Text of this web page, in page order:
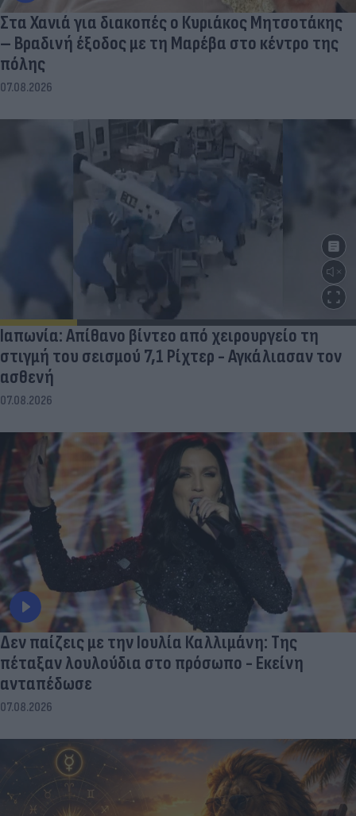
Στα Χανιά για διακοπές ο Κυριάκος Μητσοτάκης
– Βραδινή έξοδος με τη Μαρέβα στο κέντρο της
πόλης
07.08.2026
Ιαπωνία: Απίθανο βίντεο από χειρουργείο τη
στιγμή του σεισμού 7,1 Ρίχτερ - Αγκάλιασαν τον
ασθενή
07.08.2026
Δεν παίζεις με την Ιουλία Καλλιμάνη: Της
πέταξαν λουλούδια στο πρόσωπο - Εκείνη
ανταπέδωσε
07.08.2026